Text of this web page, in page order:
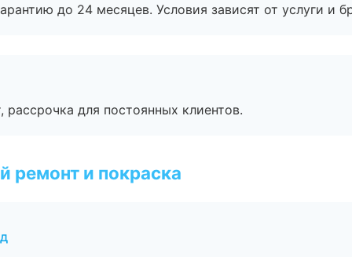
до 24 месяцев. Условия зависят от услуги и
для постоянных клиентов.
ремонт и покраска